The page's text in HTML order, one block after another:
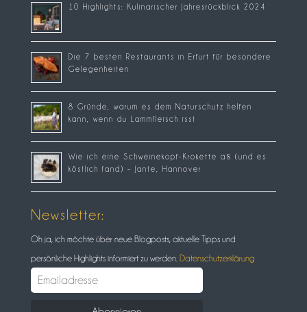
10 Highlights: Kulinarischer Jahresrückblick 2024
Die 7 besten Restaurants in Erfurt für besondere
Gelegenheiten
8 Gründe, warum es dem Naturschutz helfen
kann, wenn du Lammfleisch isst
Wie ich eine Schweinekopf-Krokette aß (und es
köstlich fand) – Jante, Hannover
Newsletter:
Oh ja, ich möchte über neue Blogposts, aktuelle Tipps und
persönliche Highlights informiert zu werden. Datenschutzerklärung